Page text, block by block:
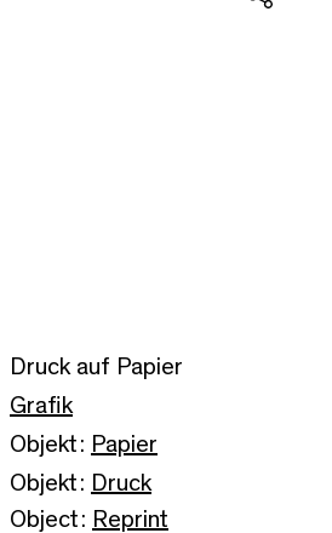
Druck auf Papier
Grafik
Objekt: Papier
Objekt: Druck
Object: Reprint